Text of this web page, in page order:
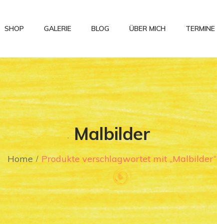
SHOP GALERIE BLOG ÜBER MICH TERMINE
Malbilder
Home Produkte verschlagwortet mit „Malbilder“